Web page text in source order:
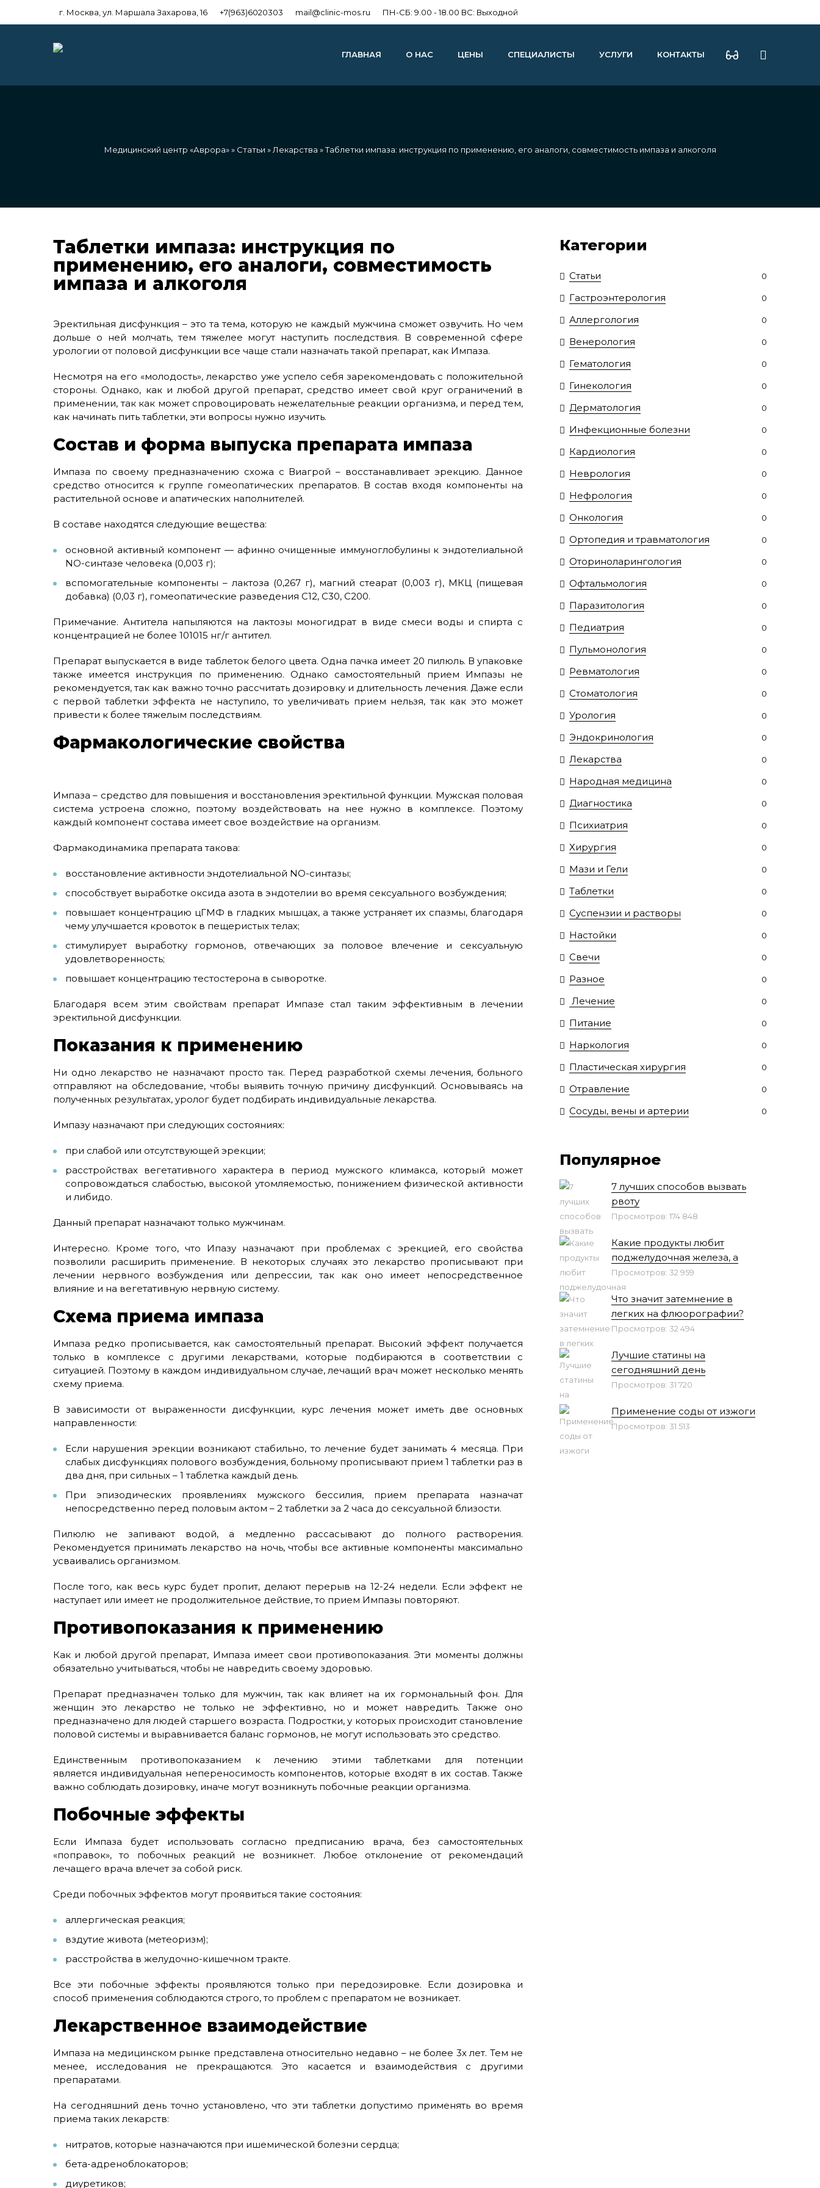
г. Москва, ул. Маршала Захарова, 16 +7(963)6020303 mail@clinic-mos.ru ПН-СБ: 9.00 - 18.00 ВС: Выходной
ГЛАВНАЯ О НАС ЦЕНЫ СПЕЦИАЛИСТЫ УСЛУГИ КОНТАКТЫ
Медицинский центр «Аврора»» Статьи » Лекарства » Таблетки импаза: инструкция по применению, его аналоги, совместимость импаза и алкоголя
Таблетки импаза: инструкция по
применению, его аналоги, совместимость
импаза и алкоголя
Эректильная дисфункция – это та тема, которую не каждый мужчина сможет озвучить. Но чем
дольше о ней молчать, тем тяжелее могут наступить последствия. В современной сфере
урологии от половой дисфункции все чаще стали назначать такой препарат, как Импаза.
Несмотря на его «молодость», лекарство уже успело себя зарекомендовать с положительной
стороны. Однако, как и любой другой препарат, средство имеет свой круг ограничений в
применении, так как может спровоцировать нежелательные реакции организма, и перед тем,
как начинать пить таблетки, эти вопросы нужно изучить.
Состав и форма выпуска препарата импаза
Импаза по своему предназначению схожа с Виагрой – восстанавливает эрекцию. Данное
средство относится к группе гомеопатических препаратов. В состав входя компоненты на
растительной основе и апатических наполнителей.
В составе находятся следующие вещества:
основной активный компонент — афинно очищенные иммуноглобулины к эндотелиальной
NO-синтазе человека (0,003 г);
вспомогательные компоненты – лактоза (0,267 г), магний стеарат (0,003 г), МКЦ (пищевая
добавка) (0,03 г), гомеопатические разведения C12, C30, C200.
Примечание. Антитела напыляются на лактозы моногидрат в виде смеси воды и спирта с
концентрацией не более 101015 нг/г антител.
Препарат выпускается в виде таблеток белого цвета. Одна пачка имеет 20 пилюль. В упаковке
также имеется инструкция по применению. Однако самостоятельный прием Импазы не
рекомендуется, так как важно точно рассчитать дозировку и длительность лечения. Даже если
с первой таблетки эффекта не наступило, то увеличивать прием нельзя, так как это может
привести к более тяжелым последствиям.
Фармакологические свойства
Импаза – средство для повышения и восстановления эректильной функции. Мужская половая
система устроена сложно, поэтому воздействовать на нее нужно в комплексе. Поэтому
каждый компонент состава имеет свое воздействие на организм.
Фармакодинамика препарата такова:
восстановление активности эндотелиальной NO-синтазы;
способствует выработке оксида азота в эндотелии во время сексуального возбуждения;
повышает концентрацию цГМФ в гладких мышцах, а также устраняет их спазмы, благодаря
чему улучшается кровоток в пещеристых телах;
стимулирует выработку гормонов, отвечающих за половое влечение и сексуальную
удовлетворенность;
повышает концентрацию тестостерона в сыворотке.
Благодаря всем этим свойствам препарат Импазе стал таким эффективным в лечении
эректильной дисфункции.
Показания к применению
Ни одно лекарство не назначают просто так. Перед разработкой схемы лечения, больного
отправляют на обследование, чтобы выявить точную причину дисфункций. Основываясь на
полученных результатах, уролог будет подбирать индивидуальные лекарства.
Импазу назначают при следующих состояниях:
при слабой или отсутствующей эрекции;
расстройствах вегетативного характера в период мужского климакса, который может
сопровождаться слабостью, высокой утомляемостью, понижением физической активности
и либидо.
Данный препарат назначают только мужчинам.
Интересно. Кроме того, что Ипазу назначают при проблемах с эрекцией, его свойства
позволили расширить применение. В некоторых случаях это лекарство прописывают при
лечении нервного возбуждения или депрессии, так как оно имеет непосредственное
влияние и на вегетативную нервную систему.
Схема приема импаза
Импаза редко прописывается, как самостоятельный препарат. Высокий эффект получается
только в комплексе с другими лекарствами, которые подбираются в соответствии с
ситуацией. Поэтому в каждом индивидуальном случае, лечащий врач может несколько менять
схему приема.
В зависимости от выраженности дисфункции, курс лечения может иметь две основных
направленности:
Если нарушения эрекции возникают стабильно, то лечение будет занимать 4 месяца. При
слабых дисфункциях полового возбуждения, больному прописывают прием 1 таблетки раз в
два дня, при сильных – 1 таблетка каждый день.
При эпизодических проявлениях мужского бессилия, прием препарата назначат
непосредственно перед половым актом – 2 таблетки за 2 часа до сексуальной близости.
Пилюлю не запивают водой, а медленно рассасывают до полного растворения.
Рекомендуется принимать лекарство на ночь, чтобы все активные компоненты максимально
усваивались организмом.
После того, как весь курс будет пропит, делают перерыв на 12-24 недели. Если эффект не
наступает или имеет не продолжительное действие, то прием Импазы повторяют.
Противопоказания к применению
Как и любой другой препарат, Импаза имеет свои противопоказания. Эти моменты должны
обязательно учитываться, чтобы не навредить своему здоровью.
Препарат предназначен только для мужчин, так как влияет на их гормональный фон. Для
женщин это лекарство не только не эффективно, но и может навредить. Также оно
предназначено для людей старшего возраста. Подростки, у которых происходит становление
половой системы и выравнивается баланс гормонов, не могут использовать это средство.
Единственным противопоказанием к лечению этими таблетками для потенции
является индивидуальная непереносимость компонентов, которые входят в их состав. Также
важно соблюдать дозировку, иначе могут возникнуть побочные реакции организма.
Побочные эффекты
Если Импаза будет использовать согласно предписанию врача, без самостоятельных
«поправок», то побочных реакций не возникнет. Любое отклонение от рекомендаций
лечащего врача влечет за собой риск.
Среди побочных эффектов могут проявиться такие состояния:
аллергическая реакция;
вздутие живота (метеоризм);
расстройства в желудочно-кишечном тракте.
Все эти побочные эффекты проявляются только при передозировке. Если дозировка и
способ применения соблюдаются строго, то проблем с препаратом не возникает.
Лекарственное взаимодействие
Импаза на медицинском рынке представлена относительно недавно – не более 3х лет. Тем не
менее, исследования не прекращаются. Это касается и взаимодействия с другими
препаратами.
На сегодняшний день точно установлено, что эти таблетки допустимо применять во время
приема таких лекарств:
нитратов, которые назначаются при ишемической болезни сердца;
бета-адреноблокаторов;
диуретиков;
Категории
Статьи 0
Гастроэнтерология 0
Аллергология 0
Венерология 0
Гематология 0
Гинекология 0
Дерматология 0
Инфекционные болезни 0
Кардиология 0
Неврология 0
Нефрология 0
Онкология 0
Ортопедия и травматология 0
Оториноларингология 0
Офтальмология 0
Паразитология 0
Педиатрия 0
Пульмонология 0
Ревматология 0
Стоматология 0
Урология 0
Эндокринология 0
Лекарства 0
Народная медицина 0
Диагностика 0
Психиатрия 0
Хирургия 0
Мази и Гели 0
Таблетки 0
Суспензии и растворы 0
Настойки 0
Свечи 0
Разное 0
Лечение 0
Питание 0
Наркология 0
Пластическая хирургия 0
Отравление 0
Сосуды, вены и артерии 0
Популярное
7 лучших способов вызвать
рвоту
Просмотров: 174 848
Какие продукты любит
поджелудочная железа, а
Просмотров: 32 959
Что значит затемнение в
легких на флюорографии?
Просмотров: 32 494
Лучшие статины на
сегодняшний день
Просмотров: 31 720
Применение соды от изжоги
Просмотров: 31 513